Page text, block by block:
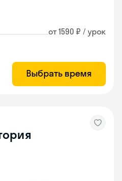
от 1590 ₽ / урок
Выбрать время